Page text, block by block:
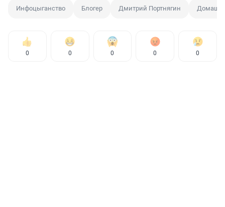
Инфоцыганство Блогер Дмитрий Портнягин
0 0 0 0 0